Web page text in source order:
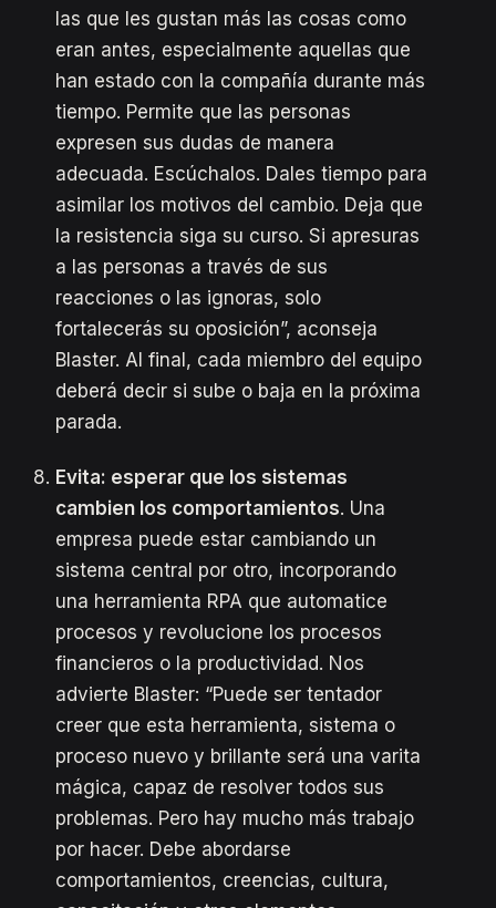
las que les gustan más las cosas como
eran antes, especialmente aquellas que
han estado con la compañía durante más
tiempo. Permite que las personas
expresen sus dudas de manera
adecuada. Escúchalos. Dales tiempo para
asimilar los motivos del cambio. Deja que
la resistencia siga su curso. Si apresuras
a las personas a través de sus
reacciones o las ignoras, solo
fortalecerás su oposición”, aconseja
Blaster. Al final, cada miembro del equipo
deberá decir si sube o baja en la próxima
parada.
Evita: esperar que los sistemas
cambien los comportamientos. Una
empresa puede estar cambiando un
sistema central por otro, incorporando
una herramienta RPA que automatice
procesos y revolucione los procesos
financieros o la productividad. Nos
advierte Blaster: “Puede ser tentador
creer que esta herramienta, sistema o
proceso nuevo y brillante será una varita
mágica, capaz de resolver todos sus
problemas. Pero hay mucho más trabajo
por hacer. Debe abordarse
comportamientos, creencias, cultura,